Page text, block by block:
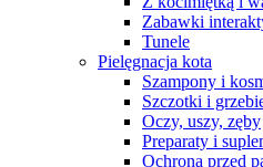
Zabawki
Tunele
Pielęgnacja kota
Szampony i
Szczotki i
Oczy, uszy, zęby
Preparaty i
Ochrona przed